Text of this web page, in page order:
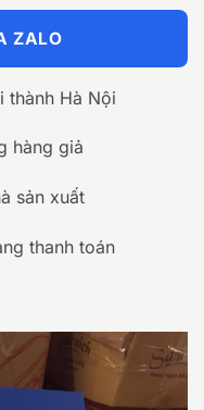
ZALO
thành Hà Nội
hàng giả
sản xuất
thanh toán